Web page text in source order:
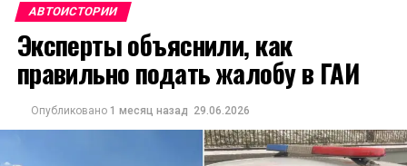
АВТОИСТОРИИ
Эксперты объяснили, как
правильно подать жалобу в ГАИ
Опубликовано 1 месяц назад 29.06.2026